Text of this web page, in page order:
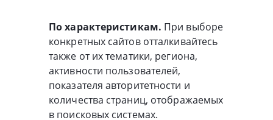
По характеристикам. При выборе
конкретных сайтов отталкивайтесь
также от их тематики, региона,
активности пользователей,
показателя авторитетности и
количества страниц, отображаемых
в поисковых системах.